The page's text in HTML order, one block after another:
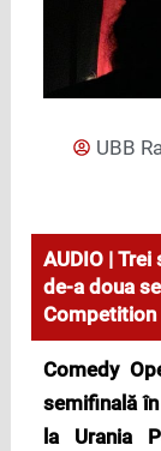
UBB
AUDIO |
de-a doua
Competition
Comedy
semifinală
la Urania